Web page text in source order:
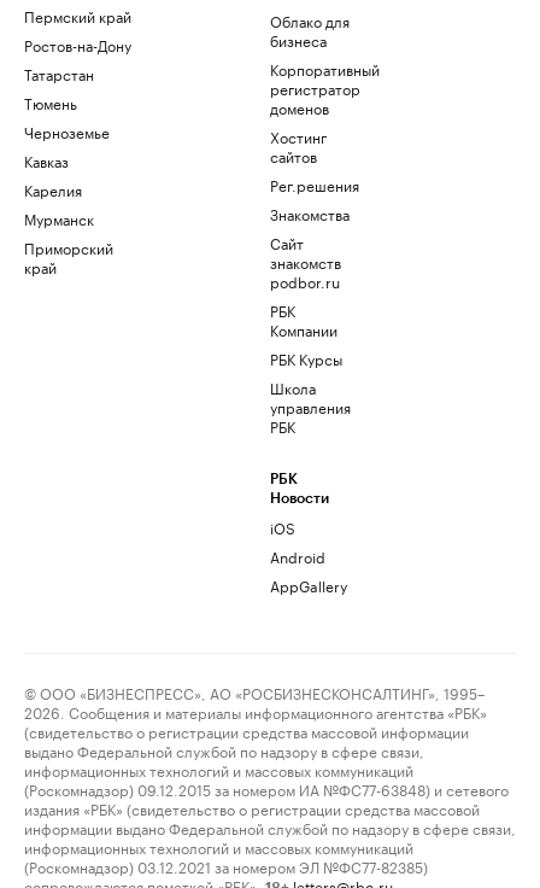
Пермский край
Ростов-на-Дону
Татарстан
Тюмень
Черноземье
Кавказ
Карелия
Мурманск
Приморский
край
Облако для
бизнеса
Корпоративный
регистратор
доменов
Хостинг
сайтов
Рег.решения
Знакомства
Сайт
знакомств
podbor.ru
РБК
Компании
РБК Курсы
Школа
управления
РБК
РБК
Новости
iOS
Android
AppGallery
© ООО «БИЗНЕСПРЕСС», АО «РОСБИЗНЕСКОНСАЛТИНГ», 1995–
2026. Сообщения и материалы информационного агентства «РБК»
(свидетельство о регистрации средства массовой информации
выдано Федеральной службой по надзору в сфере связи,
информационных технологий и массовых коммуникаций
(Роскомнадзор) 09.12.2015 за номером ИА №ФС77-63848) и сетевого
издания «РБК» (свидетельство о регистрации средства массовой
информации выдано Федеральной службой по надзору в сфере связи,
информационных технологий и массовых коммуникаций
(Роскомнадзор) 03.12.2021 за номером ЭЛ №ФС77-82385)